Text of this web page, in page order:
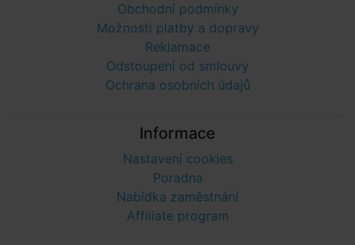
Obchodní podmínky
Možnosti platby a dopravy
Reklamace
Odstoupení od smlouvy
Ochrana osobních údajů
Informace
Nastavení cookies
Poradna
Nabídka zaměstnání
Affiliate program